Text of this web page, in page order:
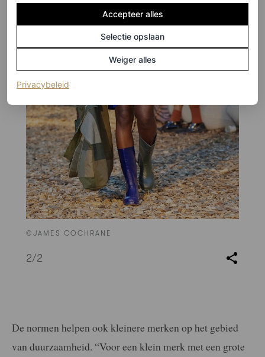
©JAMES COCHRANE
2/2
De normen helpen ook kleinere merken op het gebied
van duurzaamheid. “Voor een klein merk met een grote
Accepteer alles
Selectie opslaan
Weiger alles
Privacybeleid